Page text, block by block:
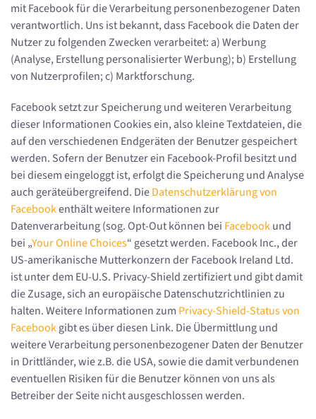
mit Facebook für die Verarbeitung personenbezogener Daten
verantwortlich. Uns ist bekannt, dass Facebook die Daten der
Nutzer zu folgenden Zwecken verarbeitet: a) Werbung
(Analyse, Erstellung personalisierter Werbung); b) Erstellung
von Nutzerprofilen; c) Marktforschung.
Facebook setzt zur Speicherung und weiteren Verarbeitung
dieser Informationen Cookies ein, also kleine Textdateien, die
auf den verschiedenen Endgeräten der Benutzer gespeichert
werden. Sofern der Benutzer ein Facebook-Profil besitzt und
bei diesem eingeloggt ist, erfolgt die Speicherung und Analyse
auch geräteübergreifend. DieDatenschutzerklärung von
Facebookenthält weitere Informationen zur
Datenverarbeitung (sog. Opt-Out können bei Facebookund
bei „Your Online Choices“ gesetzt werden. Facebook Inc., der
US-amerikanische Mutterkonzern der Facebook Ireland Ltd.
ist unter dem EU-U.S. Privacy-Shield zertifiziert und gibt damit
die Zusage, sich an europäische Datenschutzrichtlinien zu
halten. Weitere Informationen zum Privacy-Shield-Status von
Facebookgibt es über diesen Link. Die Übermittlung und
weitere Verarbeitung personenbezogener Daten der Benutzer
in Drittländer, wie z.B. die USA, sowie die damit verbundenen
eventuellen Risiken für die Benutzer können von uns als
Betreiber der Seite nicht ausgeschlossen werden.